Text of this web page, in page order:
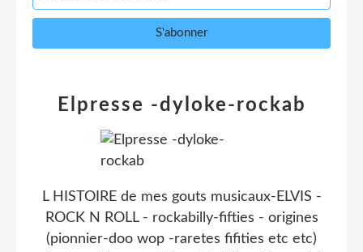
Elpresse -dyloke-rockab
L HISTOIRE de mes gouts musicaux-ELVIS -
ROCK N ROLL - rockabilly-fifties - origines
(pionnier-doo wop -raretes fifities etc etc)